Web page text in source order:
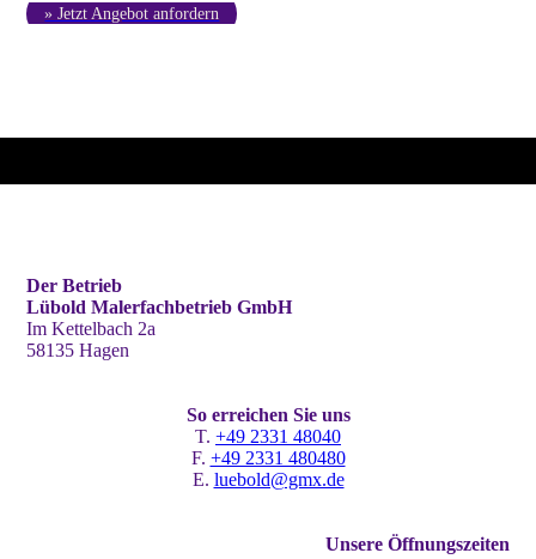
» Jetzt Angebot anfordern
Der Betrieb
Lübold Malerfachbetrieb GmbH
Im Kettelbach 2a
58135 Hagen
So erreichen Sie uns
T. +49 2331 48040
F. +49 2331 480480
E. luebold@gmx.de
Unsere Öffnungszeiten